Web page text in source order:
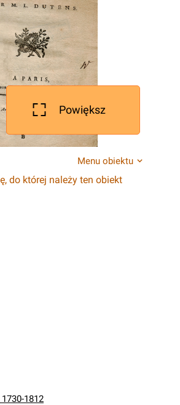
Powiększ
Menu obiektu
do której należy ten obiekt
1812